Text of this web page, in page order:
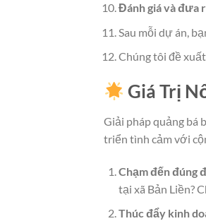
Đánh giá và đưa
Sau mỗi dự án,
Chúng tôi đề
Giá Trị
Giải pháp quảng bá
triển tình cảm với
Chạm đến đúng
tại xã Bản Liền?
Thúc đẩy kinh